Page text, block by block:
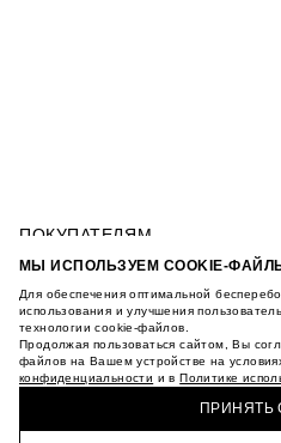
МЫ ИСПОЛЬЗУЕМ COOKIE-
Для обеспечения оптимальной
использования и улучшения
технологии cookie-файлов.
Продолжая пользоваться сайтом, Вы
файлов на Вашем устройстве на
конфиденциальности и вПолитике
ПРИНЯТЬ
ПОКУПАТЕЛЯМ
УСЛОВИЯ ИСПОЛЬЗОВАНИЯ
ПОЛИТИКА
ПОЛИТИКА COOKIE
УСЛОВИЯ ПОКУПКИ
О НАС
КОСТЮМНЫЙ БЛЕЙЗЕР
КУПИТЬ + ПОЛУЧИТЬ